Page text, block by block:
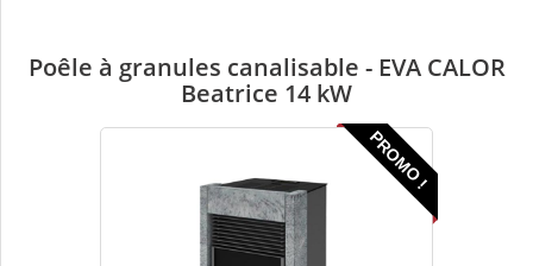
Poêle à granules canalisable - EVA CALOR
Beatrice 14 kW
PROMO !